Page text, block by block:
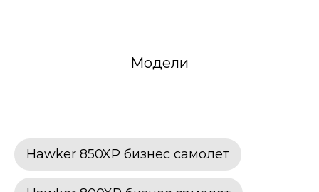
Модели
Hawker 850XP бизнес самолет